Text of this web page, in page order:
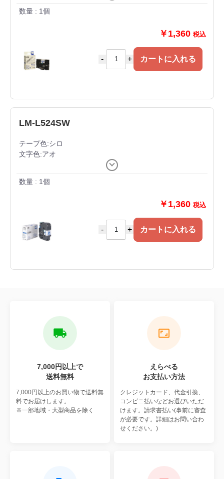
8m/巻
品番LX90316
数量 : 1個
￥1,360 税込
- + カートに入れる
LM-L524SW
テープ色:シロ
文字色:アオ
8m/巻
品番LX90317
数量 : 1個
￥1,360 税込
- + カートに入れる
7,000円以上で
送料無料
7,000円以上のお買い物で送料無
料でお届けします。
※一部地域・大型商品を除く
えらべる
お支払い方法
クレジットカード、代金引換、
コンビニ払いなどお選びいただ
けます。請求書払い(事前に審査
が必要です。詳細はお問い合わ
せください。)